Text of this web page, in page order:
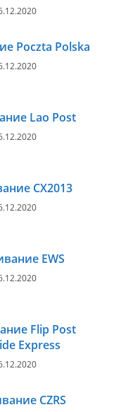
Poczta Polska
Lao Post
CX2013
EWS
Flip Post
Express
CZRS